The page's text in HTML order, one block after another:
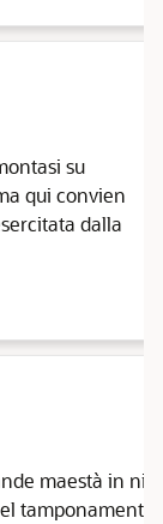
su
qui convien
dalla
maestà in